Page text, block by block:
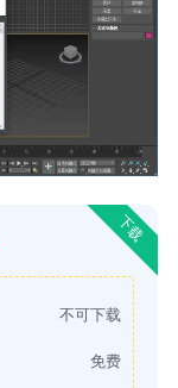
下载
不可下载
免费